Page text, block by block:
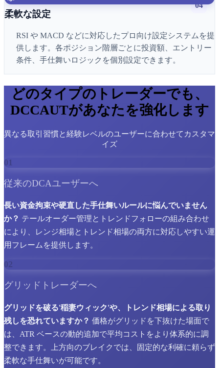
04
柔軟な設定
RSI や MACD などに対応したプロ向け設定システムを提
供します。各ポジション階層ごとに投資額、エントリー
条件、手仕舞いロジックを個別設定できます。
どのタイプのトレーダーでも、
DCCAUTがあなたを強化します
異なる取引習慣と経験レベルのユーザーに合わせてカスタマ
イズ
01
従来のDCAユーザーへ
長い資金拘束や硬直した手仕舞いルールに悩んでいません
か？ テールオーダー管理とトレンドフォローの組み合わせ
により、レンジ相場とトレンド相場の両方に対応しやすい運
用フレームを提供します。
02
グリッドトレーダーへ
グリッドを破る'稲妻ウィック'や、トレンド相場による取り
残しを恐れていますか？ 価格がグリッドを下抜けた場面で
は、ATR ベースの動的追加で平均コストをより体系的に調
整できます。上方向のブレイクでは、固定的な利確に頼らず
柔軟な手仕舞いが可能です。